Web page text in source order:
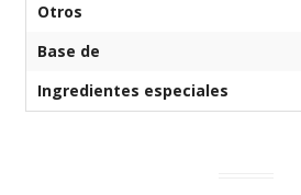
Otros
Base de
Ingredientes especiales